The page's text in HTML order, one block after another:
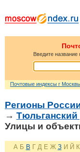
Введите название
Почтовые индексы г
Регионы
→ Тюльганский
Улицы и
А Б В Г Д Е Ж З И Й К